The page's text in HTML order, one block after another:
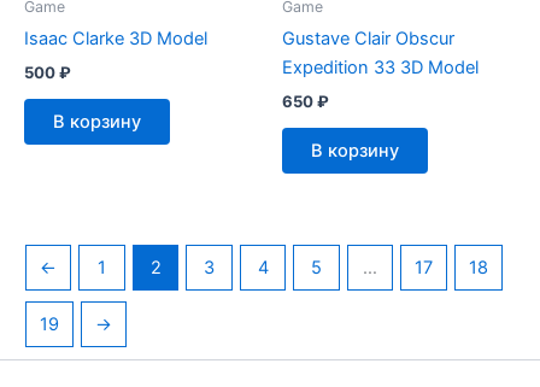
Game
Isaac Clarke 3D Model
500₽
В корзину
Game
Gustave Clair Obscur
Expedition 33 3D Model
650₽
В корзину
← 1 2 3 4 5 … 17 18
19 →